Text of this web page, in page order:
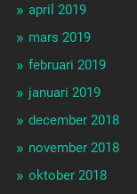
april 2019
mars 2019
februari 2019
januari 2019
december 2018
november 2018
oktober 2018